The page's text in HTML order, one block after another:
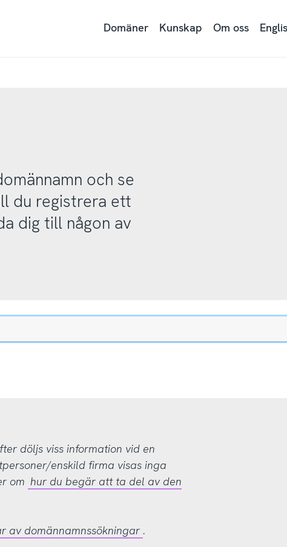
Domäner Kunskap Om oss
och se
du registrera ett
dig till någon av
döljs viss information vid en
enskild firma visas inga
om hur du begär att ta del av den
av domännamnssökningar .